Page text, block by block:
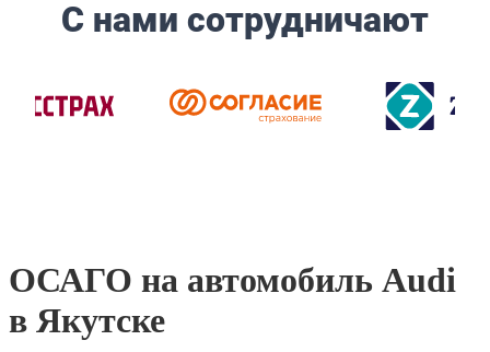
ОСАГО на автомобиль Audi
в Якутске